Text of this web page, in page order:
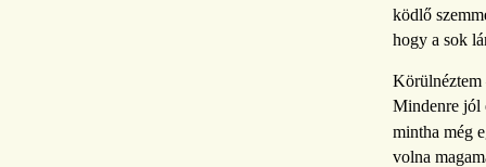
ködlő
hogy a sok
Körülnéztem
Mindenre jól
mintha még
volna